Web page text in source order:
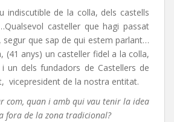
indiscutible de la colla, dels castells
casteller que hagi passat
segur que sap de qui estem parlant…
(41 anys) un casteller fidel a la colla,
un dels fundadors de Castellers de
vicepresident de la nostra entitat.
com, quan i amb qui vau tenir la idea
fora de la zona tradicional?